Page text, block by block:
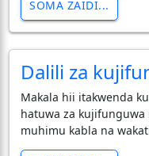
SOMA ZAIDI...
Dalili za
Makala hii itakwenda
hatuwa za
muhimu kabla na